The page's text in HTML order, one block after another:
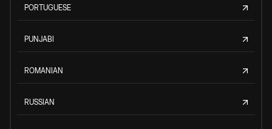
PORTUGUESE
PUNJABI
ROMANIAN
RUSSIAN